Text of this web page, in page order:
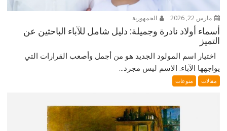
مارس 22, 2026 الجمهورية
أسماء أولاد نادرة وجميلة: دليل شامل للآباء الباحثين عن
التميز
اختيار اسم المولود الجديد هو من أجمل وأصعب القرارات التي
يواجهها الآباء. الاسم ليس مجرد...
مقالات منوعات